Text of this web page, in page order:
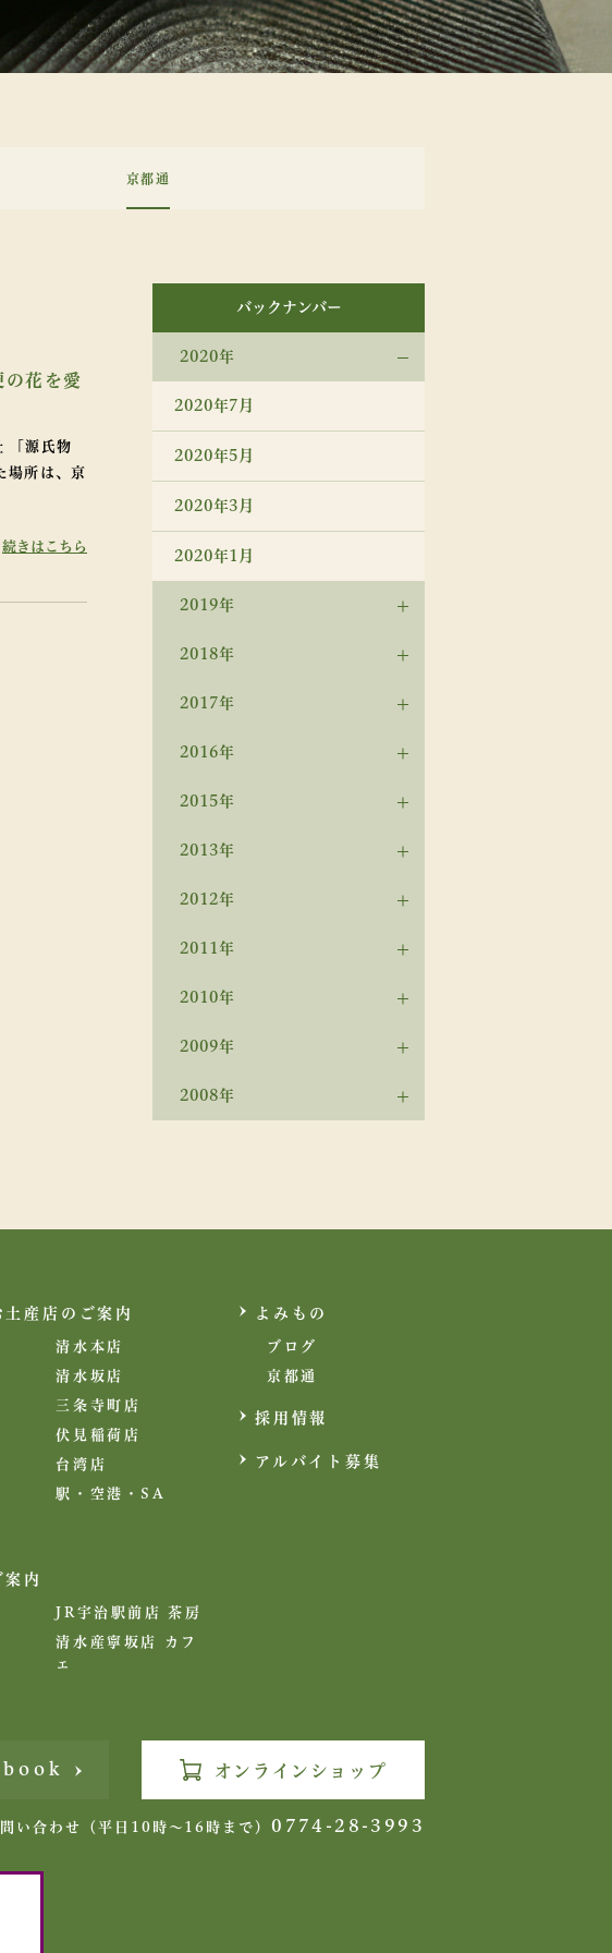
京都通
花を愛
「源氏物
場所は、京
続きはこちら
バックナンバー
2020年
2020年7月
2020年5月
2020年3月
2020年1月
2019年
2018年
2017年
2016年
2015年
2013年
2012年
2011年
2010年
2009年
2008年
産店のご案内
清水本店
清水坂店
三条寺町店
伏見稲荷店
台湾店
駅・空港・SA
内
JR宇治駅前店 茶房
清水産寧坂店 カフ
ェ
よみもの
ブログ
京都通
採用情報
アルバイト募集
オンラインショップ
い合わせ （平日10時〜16時まで）0774-28-3993